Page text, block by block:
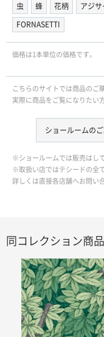
虫
蜂 花柄 アジサ
FORNASETTI
価格は1本単位の価格です｡
こちらのサイトでは商品のご
実際に商品をご覧になりたい
ショールームの
※ショールームでは販売はし
※取扱い店ではテシードの全
詳しくは直接各店舗へお問い
同コレクション商品